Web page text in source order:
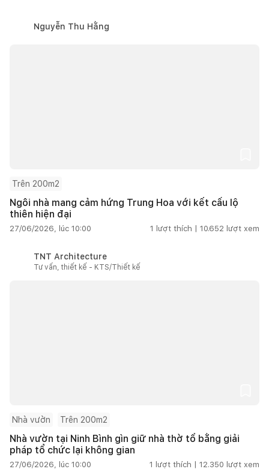
Nguyễn Thu Hằng
Trên 200m2
Ngôi nhà mang cảm hứng Trung Hoa với kết cấu lộ
thiên hiện đại
27/06/2026, lúc 10:00 1 lượt thích | 10.652 lượt xem
TNT Architecture
Tư vấn, thiết kế - KTS/Thiết kế
Nhà vườn Trên 200m2
Nhà vườn tại Ninh Bình gìn giữ nhà thờ tổ bằng giải
pháp tổ chức lại không gian
27/06/2026, lúc 10:00 1 lượt thích | 12.350 lượt xem